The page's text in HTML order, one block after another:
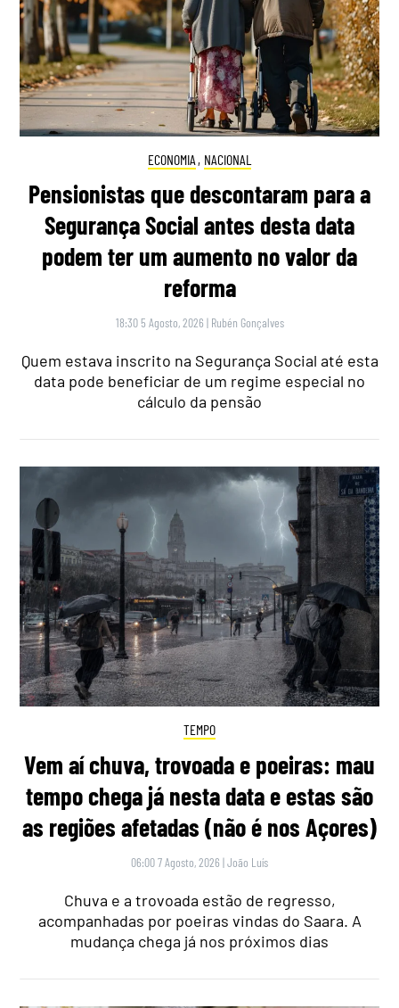
ECONOMIA , NACIONAL
Pensionistas que descontaram para a
Segurança Social antes desta data
podem ter um aumento no valor da
reforma
18:30 5 Agosto, 2026 | Rubén Gonçalves
Quem estava inscrito na Segurança Social até esta
data pode beneficiar de um regime especial no
cálculo da pensão
TEMPO
Vem aí chuva, trovoada e poeiras: mau
tempo chega já nesta data e estas são
as regiões afetadas (não é nos Açores)
06:00 7 Agosto, 2026 |João Luís
Chuva e a trovoada estão de regresso,
acompanhadas por poeiras vindas do Saara. A
mudança chega já nos próximos dias